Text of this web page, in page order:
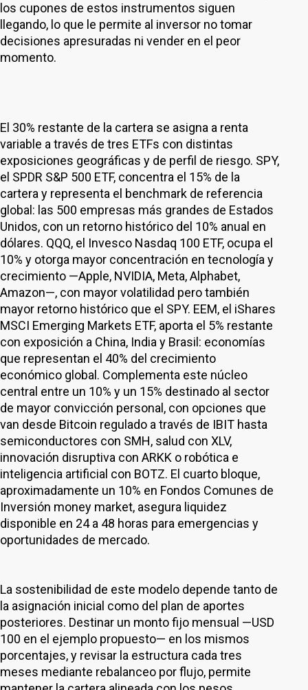
los cupones de estos instrumentos siguen
llegando, lo que le permite al inversor no tomar
decisiones apresuradas ni vender en el peor
momento.
El 30% restante de la cartera se asigna a renta
variable a través de tres ETFs con distintas
exposiciones geográficas y de perfil de riesgo. SPY,
el SPDR S&P 500 ETF, concentra el 15% de la
cartera y representa el benchmark de referencia
global: las 500 empresas más grandes de Estados
Unidos, con un retorno histórico del 10% anual en
dólares. QQQ, el Invesco Nasdaq 100 ETF, ocupa el
10% y otorga mayor concentración en tecnología y
crecimiento —Apple, NVIDIA, Meta, Alphabet,
Amazon—, con mayor volatilidad pero también
mayor retorno histórico que el SPY. EEM, el iShares
MSCI Emerging Markets ETF, aporta el 5% restante
con exposición a China, India y Brasil: economías
que representan el 40% del crecimiento
económico global. Complementa este núcleo
central entre un 10% y un 15% destinado al sector
de mayor convicción personal, con opciones que
van desde Bitcoin regulado a través de IBIT hasta
semiconductores con SMH, salud con XLV,
innovación disruptiva con ARKK o robótica e
inteligencia artificial con BOTZ. El cuarto bloque,
aproximadamente un 10% en Fondos Comunes de
Inversión money market, asegura liquidez
disponible en 24 a 48 horas para emergencias y
oportunidades de mercado.
La sostenibilidad de este modelo depende tanto de
la asignación inicial como del plan de aportes
posteriores. Destinar un monto fijo mensual —USD
100 en el ejemplo propuesto— en los mismos
porcentajes, y revisar la estructura cada tres
meses mediante rebalanceo por flujo, permite